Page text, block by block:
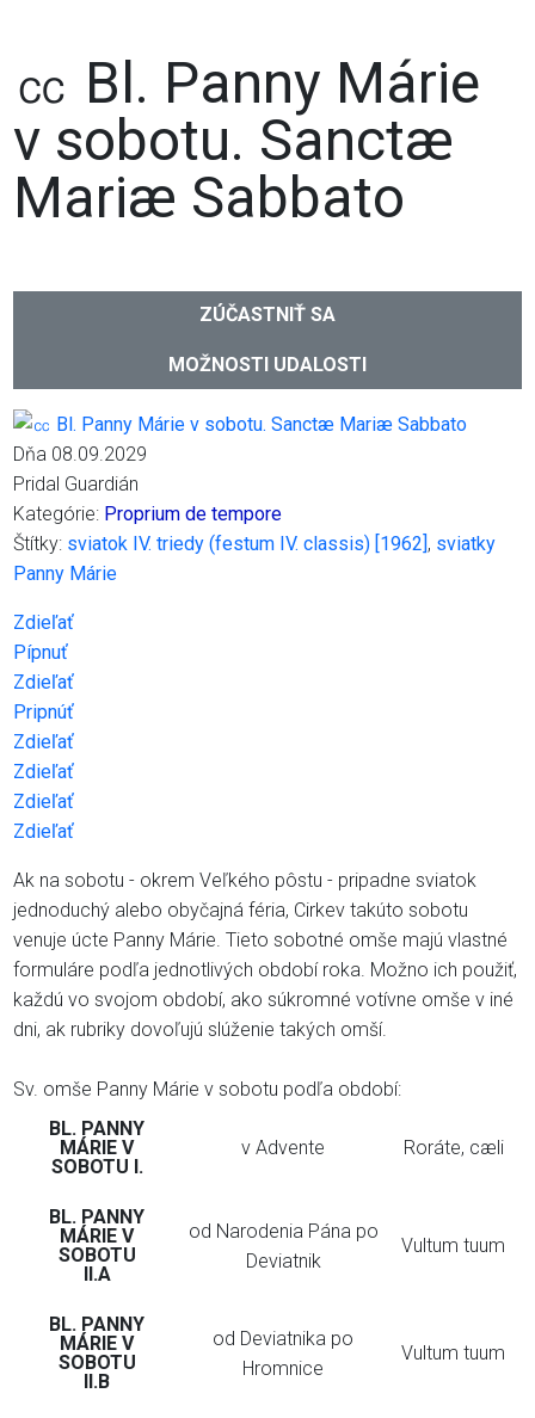
㏄ Bl. Panny Márie
v sobotu. Sanctæ
Mariæ Sabbato
ZÚČASTNIŤ SA
MOŽNOSTI UDALOSTI
Dňa 08.09.2029
Pridal Guardián
Kategórie: Proprium de tempore
Štítky: sviatok IV. triedy (festum IV. classis) [1962], sviatky
Panny Márie
Zdieľať
Pípnuť
Zdieľať
Pripnúť
Zdieľať
Zdieľať
Zdieľať
Zdieľať
Ak na sobotu - okrem Veľkého pôstu - pripadne sviatok
jednoduchý alebo obyčajná féria, Cirkev takúto sobotu
venuje úcte Panny Márie. Tieto sobotné omše majú vlastné
formuláre podľa jednotlivých období roka. Možno ich použiť,
každú vo svojom období, ako súkromné votívne omše v iné
dni, ak rubriky dovoľujú slúženie takých omší.
Sv. omše Panny Márie v sobotu podľa období:
BL. PANNY
MÁRIE V
SOBOTU I.
v Advente Roráte, cæli
BL. PANNY
MÁRIE V
SOBOTU
II.A
od Narodenia Pána po
Deviatnik
Vultum tuum
BL. PANNY
MÁRIE V
SOBOTU
II.B
od Deviatnika po
Hromnice
Vultum tuum